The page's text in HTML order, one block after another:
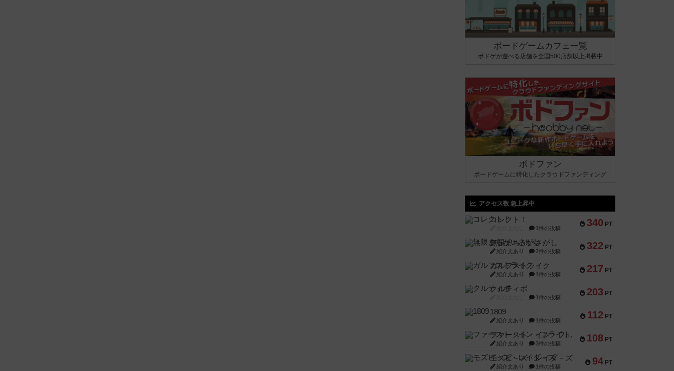
ボードゲームカフェ一覧
ボドゲが遊べる店舗を全国500店舗以上掲載中
ボドファン
ボードゲームに特化したクラウドファンディング
アクセス数 急上昇中
340 PT
コレクト！
1件の投稿
322 PT
無限まちがいさがし
紹介文あり 2件の投稿
217 PT
ガルフストライク
紹介文あり 1件の投稿
203 PT
クルティボ
1件の投稿
112 PT
1809
紹介文あり 1件の投稿
108 PT
ファースト・イン・フライト
紹介文あり 3件の投稿
94 PT
モズビ－ズ・レイダ－ズ
紹介文あり 1件の投稿